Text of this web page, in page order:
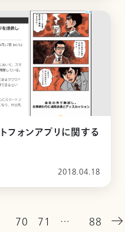
フォンアプリに関する
2018.04.18
70 71 … 88